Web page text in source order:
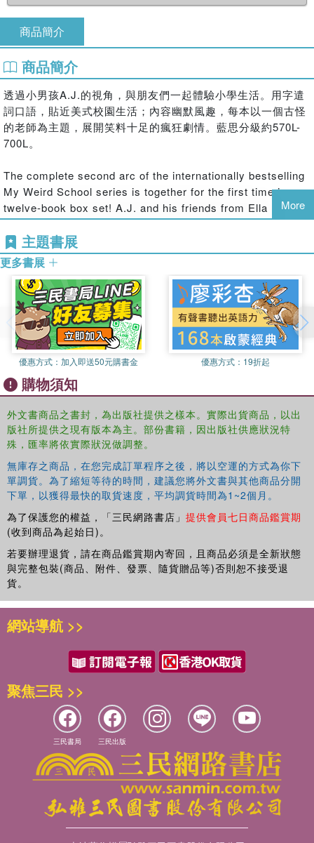
商品簡介
商品簡介
透過小男孩A.J.的視角，與朋友們一起體驗小學生活。用字遣
詞口語，貼近美式校園生活；內容幽默風趣，每本以一個古怪
的老師為主題，展開笑料十足的瘋狂劇情。藍思分級約570L-
700L。
The complete second arc of the internationally bestselling
My Weird School series is together for the first time in a
twelve-book box set! A.J. and his friends from Ella Mentry
School are graduating. Graduating second grade, that is.
But between a zany graduation ceremony, a wacky
summer vacation, and the off-the-wall antics of their new
third-grade teacher, the weirdness is only just getting
started!
This collection is perfect for classrooms and reluctant
readers alike and includes:
#1 Mrs. Dole Is Out of Control!
#2 Mr. Sunny Is Funny!
#3 Mr. Granite Is from Another Planet!
#4 Coach Hyatt Is a Riot!
#5 Officer Spence Makes No Sense!
#6 Mrs. Jaffee Is Daffy!
#7 Dr. Brad Has Gone Mad!
#8 Miss Laney Is Zany!
#9 Mrs. Lizzy Is Dizzy!
#10 Miss Mary Is Scary!
#12 Ms. Leakey Is Freaky!
More
主題書展
更多書展
優惠方式： 加入即送50元購書金 優惠方式： 19折起
購物須知
外文書商品之書封，為出版社提供之樣本。實際出貨商品，以出
版社所提供之現有版本為主。部份書籍，因出版社供應狀況特
殊，匯率將依實際狀況做調整。
無庫存之商品，在您完成訂單程序之後，將以空運的方式為你下
單調貨。為了縮短等待的時間，建議您將外文書與其他商品分開
下單，以獲得最快的取貨速度，平均調貨時間為1~2個月。
為了保護您的權益，「三民網路書店」 提供會員七日商品鑑賞期
(收到商品為起始日)。
若要辦理退貨，請在商品鑑賞期內寄回，且商品必須是全新狀態
與完整包裝(商品、附件、發票、隨貨贈品等)否則恕不接受退
貨。
網站導航 >>
聚焦三民 >>
三民書局 三民出版